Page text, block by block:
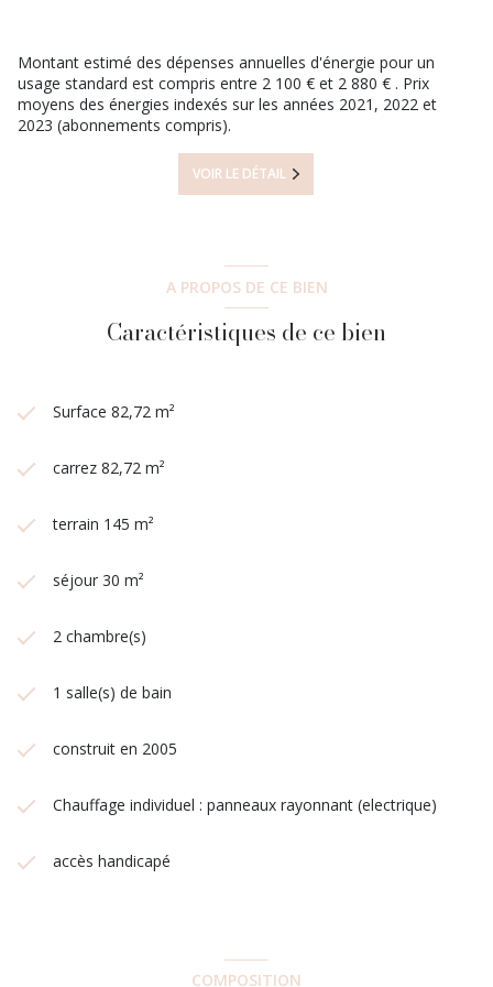
Numéro de dossier 439, ce bien vous est proposé au prix de
279 000€ (honoraires charge vendeur). Pour toutes demandes
de visites, merci de contacter Mélanie au 07.82.63.52.95
Les informations sur les risques auxquels ce bien est exposé
sont disponibles sur le siteGéorisques
Montant estimé des dépenses annuelles d'énergie pour un
usage standard est compris entre 2 100 € et 2 880 € . Prix
moyens des énergies indexés sur les années 2021, 2022 et
2023 (abonnements compris).
VOIR LE DÉTAIL
A PROPOS DE CE BIEN
Caractéristiques de ce bien
Surface 82,72 m²
carrez 82,72 m²
terrain 145 m²
séjour 30 m²
2 chambre(s)
1 salle(s) de bain
construit en 2005
Chauffage individuel : panneaux rayonnant (electrique)
accès handicapé
COMPOSITION